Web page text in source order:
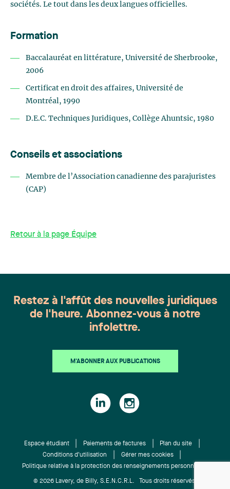
sociétés. Le tout dans les deux langues officielles.
Formation
Baccalauréat en littérature, Université de Sherbrooke,
2006
Certificat en droit des affaires, Université de
Montréal, 1990
D.E.C. Techniques Juridiques, Collège Ahuntsic, 1980
Conseils et associations
Membre de l’Association canadienne des parajuristes
(CAP)
Retour à la page Équipe
Restez à l'affût des nouvelles juridiques
de l'heure. Abonnez-vous à notre
infolettre.
M'ABONNER AUX PUBLICATIONS
Espace étudiant Paiements de factures
Plan du site
Conditions d'utilisation
Gérer mes cookies
Politique relative à la protection des renseignements personnels
© 2026 Lavery, de Billy, S.E.N.C.R.L. Tous droits réservés.